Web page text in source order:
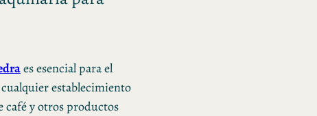
es esencial para el
establecimiento
café y otros productos